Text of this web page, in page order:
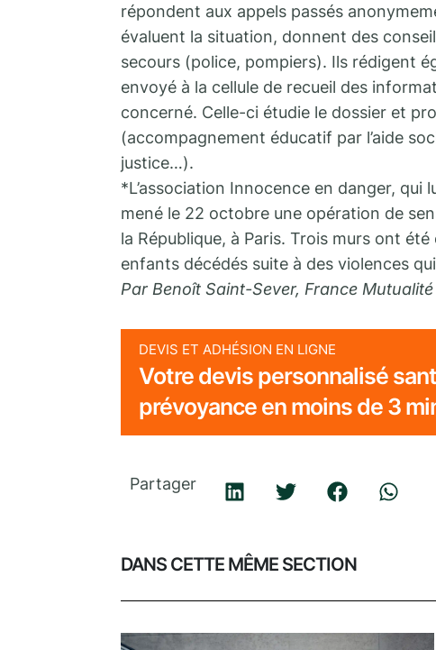
répondent aux appels passés
évaluent la situation, donnent des
secours (police, pompiers). Ils rédigent
envoyé à la cellule de recueil des
concerné. Celle-ci étudie le dossier et
(accompagnement éducatif par l’aide
justice…).
*L’association Innocence en danger,
mené le 22 octobre une opération de
la République, à Paris. Trois murs ont
enfants décédés suite à des violences
Par Benoît Saint-Sever, France
DEVIS ET ADHÉSION EN LIGNE
Votre devis personnalisé
prévoyance en moins de 3
Partager
DANS CETTE MÊME SECTION